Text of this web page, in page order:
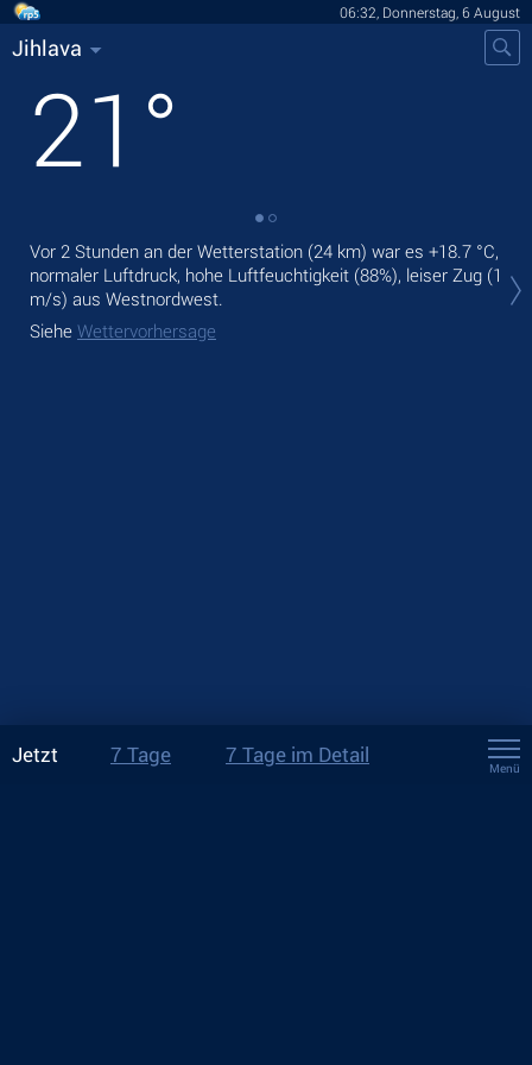
06:32, Donnerstag, 6 August
Jihlava
21 °
Vor 2 Stunden an der Wetterstation (24 km) war es +18.7 °C,
normaler Luftdruck, hohe Luftfeuchtigkeit (88%), leiser Zug (1
m/s) aus Westnordwest.
Siehe Wettervorhersage
Jetzt 7 Tage 7 Tage im Detail
Menü